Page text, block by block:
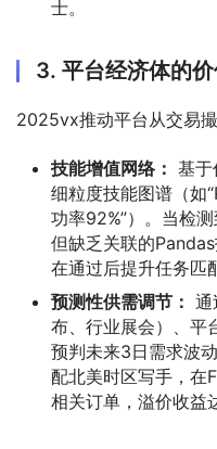
士。
3. 平台经济体的
2025vx推动平台从交易
技能增值网络： 基于
细粒度技能图谱（如
功率92%”）。当检
但缺乏关联的
在通过后提升任务匹
预测性供需调节： 通
布、行业展会）、平
预判未来3日需求波
配北美时区写手，在
相关订单，溢价收益